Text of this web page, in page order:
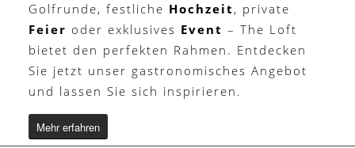
Golfrunde, festliche Hochzeit , private
Feier oder exklusives Event – The Loft
bietet den perfekten Rahmen. Entdecken
Sie jetzt unser gastronomisches Angebot
und lassen Sie sich inspirieren.
Mehr erfahren